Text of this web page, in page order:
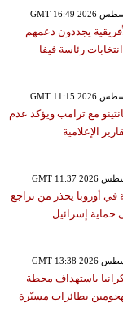
يجددون دعمهم
انتخابات رئاسة فيفا
مع ترامب ويؤكد عدم
الإعلامية
في أوروبا يحذر من تراجع
حماية إسرائيل
باستهداف محطة
بهجومين بطائرات مسيّرة